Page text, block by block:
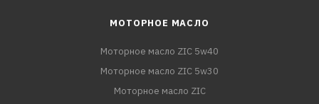
МОТОРНОЕ МАСЛО
Моторное масло ZIC 5w40
Моторное масло ZIC 5w30
Моторное масло ZIC